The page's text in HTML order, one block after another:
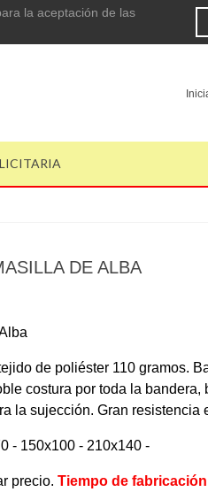
la aceptación de las
DE ALBA
de poliéster 110 gramos.
costura por toda la bandera,
la sujección. Gran resistencia
- 150x100 - 210x140 -
precio. Tiempo de